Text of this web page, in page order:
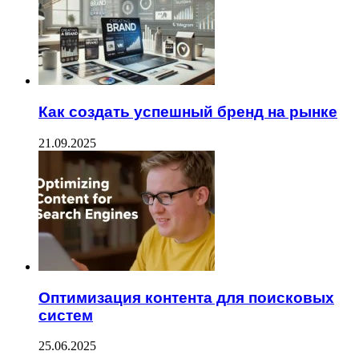
Как создать успешный бренд на рынке
21.09.2025
Оптимизация контента для поисковых
систем
25.06.2025